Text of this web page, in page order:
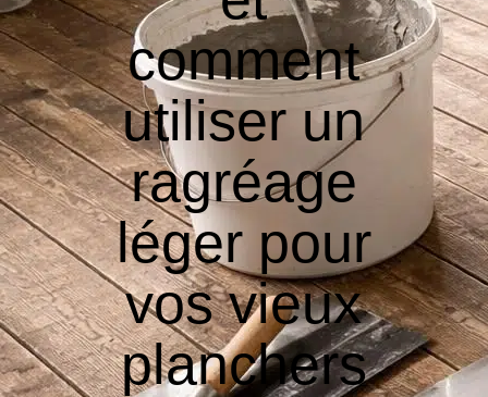
comment
utiliser un
ragréage
léger pour
vos vieux
planchers